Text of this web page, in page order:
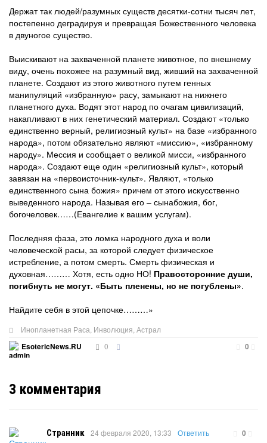
Держат так людей/разумных существ десятки-сотни тысяч лет,
постепенно деградируя и превращая Божественного человека
в двуногое существо.
Выискивают на захваченной планете животное, по внешнему
виду, очень похожее на разумный вид, живший на захваченной
планете. Создают из этого животного путем генных
манипуляций «избранную» расу, замыкают на нижнего
планетного духа. Водят этот народ по очагам цивилизаций,
накапливают в них генетический материал. Создают «только
единственно верный, религиозный культ» на базе «избранного
народа», потом обязательно являют «миссию», «избранному
народу». Мессия и сообщает о великой мисси, «избранного
народа». Создают еще один «религиозный культ», который
завязан на «первоисточник-культ». Являют, «только
единственного сына божия» причем от этого искусственно
выведенного народа. Называя его – сынабожия, бог,
богочеловек……(Евангелие к вашим услугам).
Последняя фаза, это ломка народного духа и воли
человеческой расы, за которой следует физическое
истребление, а потом смерть. Смерть физическая и
духовная……… Хотя, есть одно НО! Правосторонние души,
погибнуть не могут. «Быть пленены, но не погублены».
Найдите себя в этой цепочке………»
Инопланетная Раса Инволюция Астрал
EsotericNews.RU
0 0
3 комментария
Странник 24 февраля 2020, 13:33 0
Ответить